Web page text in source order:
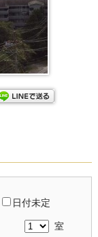
日付未定
室